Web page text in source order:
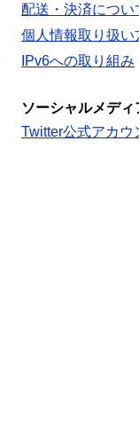
配送・決済につい
個人情報取り扱い
IPv6への取り組み
ソーシャルメディ
Twitter公式アカウ